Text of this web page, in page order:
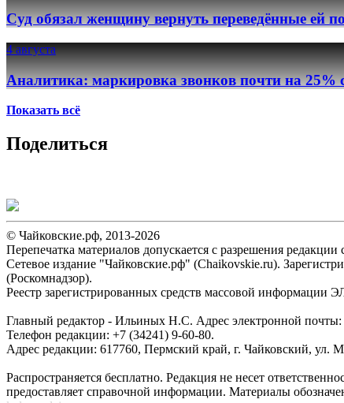
Суд обязал женщину вернуть переведённые ей
4 августа
Аналитика: маркировка звонков почти на 25%
Показать всё
Поделиться
© Чайковские.рф, 2013-2026
Перепечатка материалов допускается с разрешения
Сетевое издание "Чайковские.рф" (Chaikovskie.ru).
(Роскомнадзор).
Реестр зарегистрированных средств массовой
Главный редактор - Ильиных Н.С. Адрес электронной почты:
Телефон редакции: +7 (34241) 9-60-80.
Адрес редакции: 617760, Пермский край, г. Чайковский, ул.
Распространяется бесплатно. Редакция не несет
предоставляет справочной информации. Материалы